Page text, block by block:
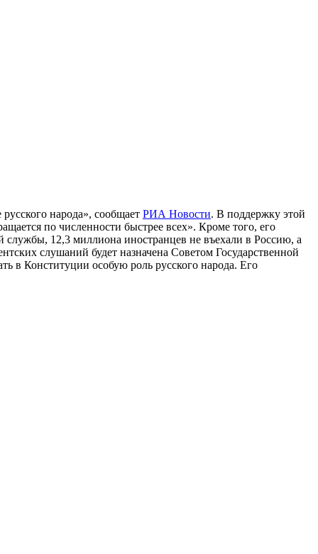
народа», сообщает РИА Новости. В поддержку этой
по численности быстрее всех». Кроме того, его
12,3 миллиона иностранцев не въехали в Россию, а
слушаний будет назначена Советом Государственной
в Конституции особую роль русского народа. Его